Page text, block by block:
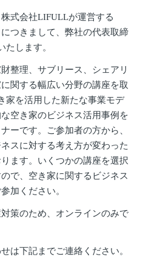
式会社LIFULLが運営する
つきまして、弊社の代表取締
たします。
整理、サブリース、シェアリ
関する幅広い分野の講座を取
家を活用した新たな事業モデ
空き家のビジネス活用事例を
ーです。ご参加者の方から、
スに対する考え方が変わった
ます。いくつかの講座を選択
で、空き家に関するビジネス
加ください。
策のため、オンラインのみで
は下記までご連絡ください。